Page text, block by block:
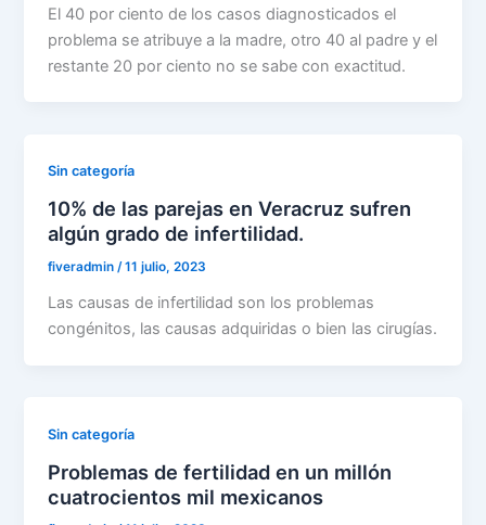
El 40 por ciento de los casos diagnosticados el
problema se atribuye a la madre, otro 40 al padre y el
restante 20 por ciento no se sabe con exactitud.
Sin categoría
10% de las parejas en Veracruz sufren
algún grado de infertilidad.
fiveradmin/11 julio, 2023
Las causas de infertilidad son los problemas
congénitos, las causas adquiridas o bien las cirugías.
Sin categoría
Problemas de fertilidad en un millón
cuatrocientos mil mexicanos